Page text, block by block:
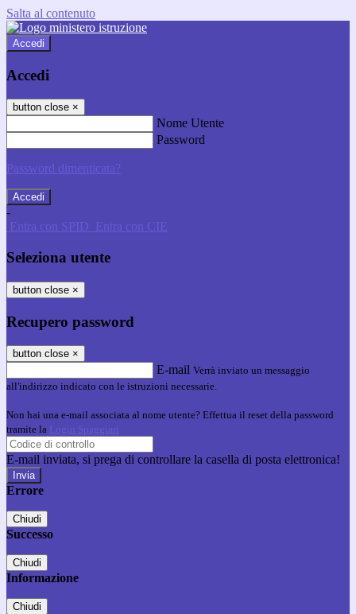
Salta al contenuto
Accedi
Accedi
button close ×
Nome Utente
Password
Password dimenticata?
-
Entra con SPID Entra con CIE
Seleziona utente
button close ×
Recupero password
button close ×
E-mail Verrà inviato un messaggio
all'indirizzo indicato con le istruzioni necessarie.
Non hai una e-mail associata al nome utente? Effettua il reset della password
tramite la Login Spaggiari
E-mail inviata, si prega di controllare la casella di posta elettronica!
Errore
Chiudi
Successo
Chiudi
Informazione
Chiudi